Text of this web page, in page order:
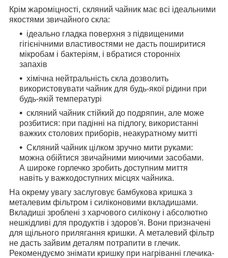
Крім жароміцності, скляний чайник має всі ідеальними
якостями звичайного скла:
ідеально гладка поверхня з підвищеними
гігієнічними властивостями не дасть поширитися
мікробам і бактеріям, і вбратися сторонніх
запахів
хімічна нейтральність скла дозволить
використовувати чайник для будь-якої рідини при
будь-якій температурі
скляний чайник стійкий до подряпин, але може
розбитися: при падінні на підлогу, використанні
важких столових приборів, неакуратному митті
Скляний чайник цілком зручно мити руками:
можна обійтися звичайними миючими засобами.
А широке горлечко зробить доступним миття
навіть у важкодоступних місцях чайника.
На окрему увагу заслуговує бамбукова кришка з
металевим фільтром і силіконовими вкладишами.
Вкладиші зроблені з харчового силікону і абсолютно
нешкідливі для продуктів і здоров'я. Вони призначені
для щільного прилягання кришки. А металевий фільтр
не дасть зайвим деталям потрапити в глечик.
Рекомендуємо знімати кришку при нагріванні глечика-